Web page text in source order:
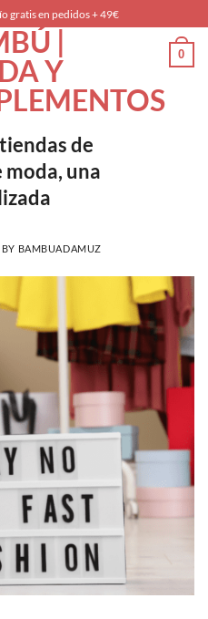
gratis en pedidos + 49€
|
Y
0
de
una
BY BAMBUADAMUZ